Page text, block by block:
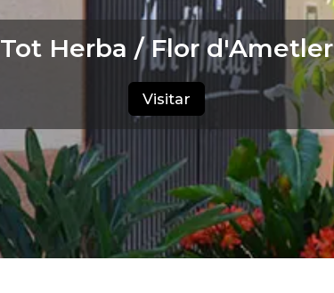
Tot Herba / Flor d'Ametler
Visitar